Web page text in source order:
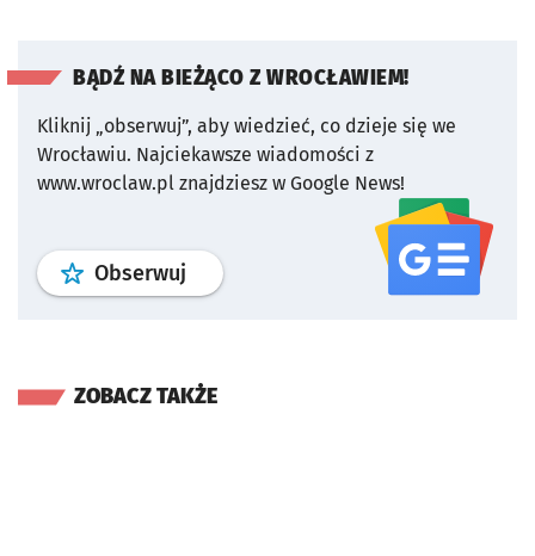
BĄDŹ NA BIEŻĄCO Z WROCŁAWIEM!
Kliknij „obserwuj”, aby wiedzieć, co dzieje się we
Wrocławiu. Najciekawsze wiadomości z
www.wroclaw.pl znajdziesz w Google News!
Obserwuj profil serwisu
ZOBACZ TAKŻE